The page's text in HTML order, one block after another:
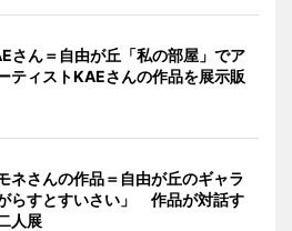
さん＝自由が丘「私の部屋」でア
ティストKAEさんの作品を展示販
ネさんの作品＝自由が丘のギャラ
らすとすいさい」 作品が対話す
人展